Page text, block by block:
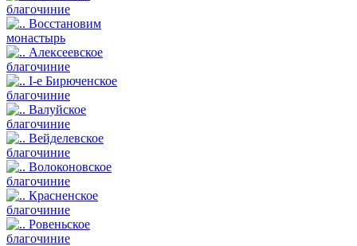
благочиние
Восстановим
монастырь
Алексеевское
благочиние
I-е Бирюченское
благочиние
Валуйское
благочиние
Вейделевское
благочиние
Волоконовское
благочиние
Красненское
благочиние
Ровеньское
благочиние